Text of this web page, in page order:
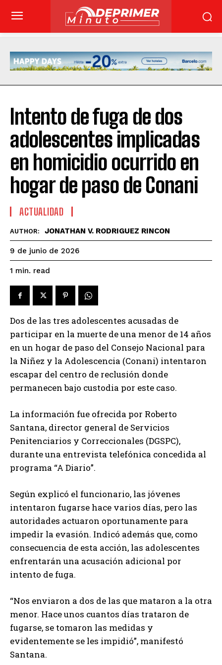
Intento de fuga de dos
adolescentes implicadas
en homicidio ocurrido en
hogar de paso de Conani
ACTUALIDAD
AUTHOR: JONATHAN V. RODRIGUEZ RINCON
9 de junio de 2026
1 min. read
Dos de las tres adolescentes acusadas de
participar en la muerte de una menor de 14 años
en un hogar de paso del Consejo Nacional para
la Niñez y la Adolescencia (Conani) intentaron
escapar del centro de reclusión donde
permanecen bajo custodia por este caso.
La información fue ofrecida por Roberto
Santana, director general de Servicios
Penitenciarios y Correccionales (DGSPC),
durante una entrevista telefónica concedida al
programa “A Diario”.
Según explicó el funcionario, las jóvenes
intentaron fugarse hace varios días, pero las
autoridades actuaron oportunamente para
impedir la evasión. Indicó además que, como
consecuencia de esta acción, las adolescentes
enfrentarán una acusación adicional por
intento de fuga.
“Nos enviaron a dos de las que mataron a la otra
menor. Hace unos cuantos días trataron de
fugarse, se tomaron las medidas y
evidentemente se les impidió”, manifestó
Santana.